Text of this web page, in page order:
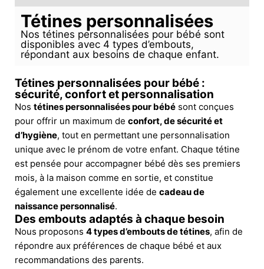
Tétines personnalisées
Nos tétines personnalisées pour bébé sont
disponibles avec 4 types d’embouts,
répondant aux besoins de chaque enfant.
Tétines personnalisées pour bébé :
sécurité, confort et personnalisation
Nos tétines personnalisées pour bébé sont conçues
pour offrir un maximum de confort, de sécurité et
d’hygiène, tout en permettant une personnalisation
unique avec le prénom de votre enfant. Chaque tétine
est pensée pour accompagner bébé dès ses premiers
mois, à la maison comme en sortie, et constitue
également une excellente idée de cadeau de
naissance personnalisé.
Des embouts adaptés à chaque besoin
Nous proposons 4 types d’embouts de tétines, afin de
répondre aux préférences de chaque bébé et aux
recommandations des parents.